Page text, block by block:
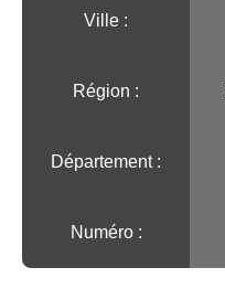
Ville :️
Région :️
Département :
Numéro :